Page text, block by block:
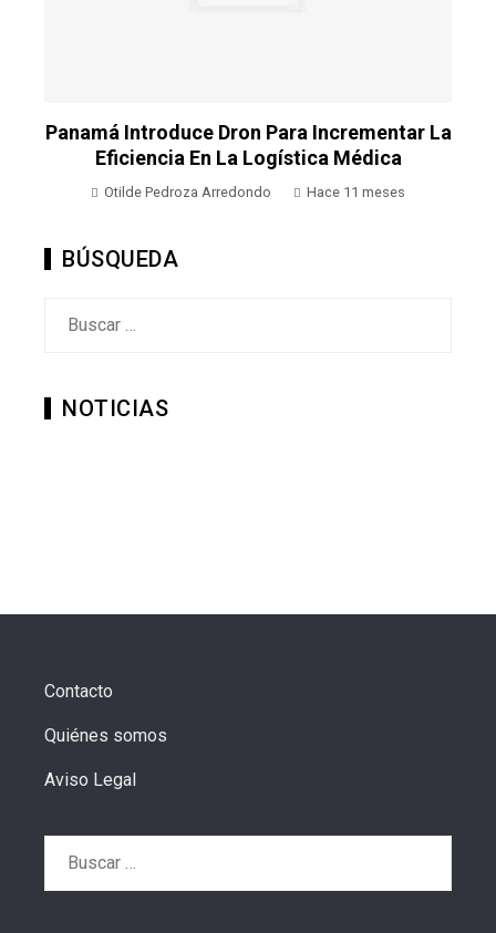
Panamá Introduce Dron Para Incrementar La
Eficiencia En La Logística Médica
Otilde Pedroza Arredondo Hace 11 meses
BÚSQUEDA
NOTICIAS
Contacto
Quiénes somos
Aviso Legal